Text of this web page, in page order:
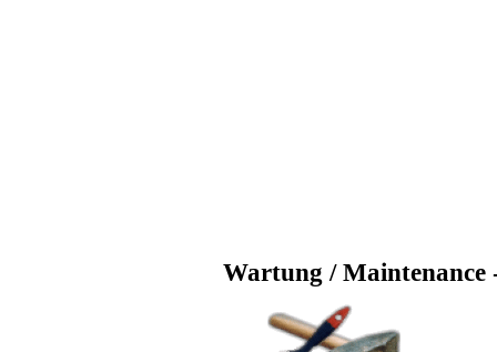
Wartung / Maintenance